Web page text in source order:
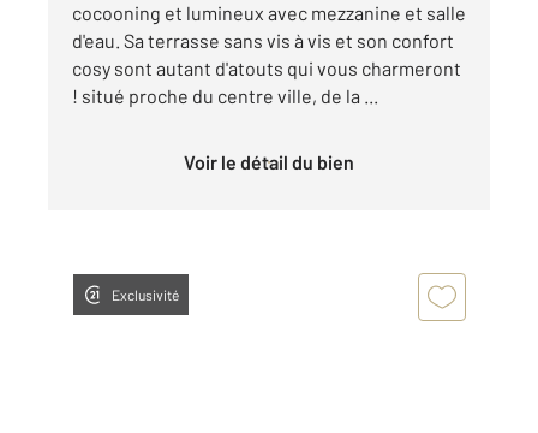
cocooning et lumineux avec mezzanine et salle
d'eau. Sa terrasse sans vis à vis et son confort
cosy sont autant d'atouts qui vous charmeront
! situé proche du centre ville, de la ...
Voir le détail du bien
Exclusivité